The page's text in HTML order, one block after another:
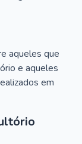
aqueles que
e aqueles
em